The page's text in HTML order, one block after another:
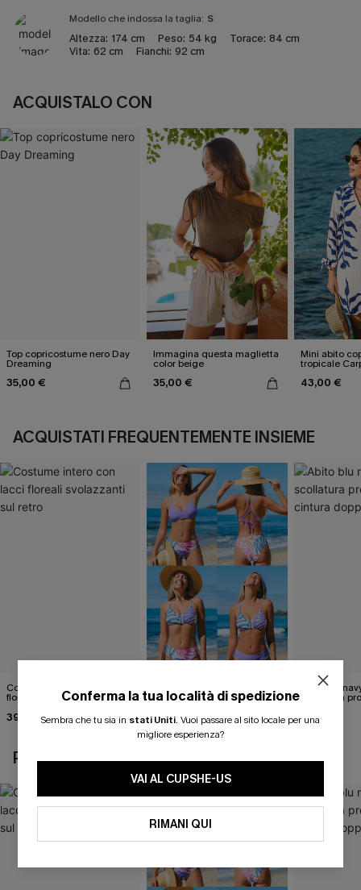
Modello che indossa la taglia: S
Altezza: 174 cm Peso: 54 kg Torace: 84 cm
Vita: 62 cm Fianchi: 92 cm
ACQUISTALO CON
Top copricostume nero Day
Dreaming
35,00 €
Immagina questa maglietta
color beige
35,00 €
Mini abito
tropicale
43,00 €
ACQUISTATI FREQUENTEMENTE INSIEME
Costume intero con lacci
floreali svolazzanti sul retro
39,00 €
reversibile e pantaloni a vita
40,00 €
Abito blu
scollatura
24,90 €
POTREBBE INTERESSARTI ANCHE
Conferma la tua località di spedizione
Sembra che tu sia in stati Uniti. Vuoi passare al sito locale per una
migliore esperienza?
VAI AL CUPSHE-US
RIMANI QUI